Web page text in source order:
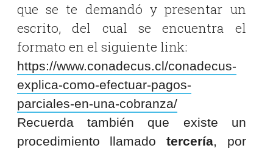
que se te demandó y presentar un
escrito, del cual se encuentra el
formato en el siguiente link:
https://www.conadecus.cl/conadecus-
explica-como-efectuar-pagos-
parciales-en-una-cobranza/
Recuerda también que existe un
procedimiento llamadotercería, por